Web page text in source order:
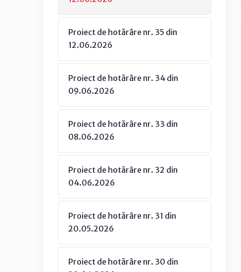
Proiect de hotărâre nr. 35 din
12.06.2026
Proiect de hotărâre nr. 34 din
09.06.2026
Proiect de hotărâre nr. 33 din
08.06.2026
Proiect de hotărâre nr. 32 din
04.06.2026
Proiect de hotărâre nr. 31 din
20.05.2026
Proiect de hotărâre nr. 30 din